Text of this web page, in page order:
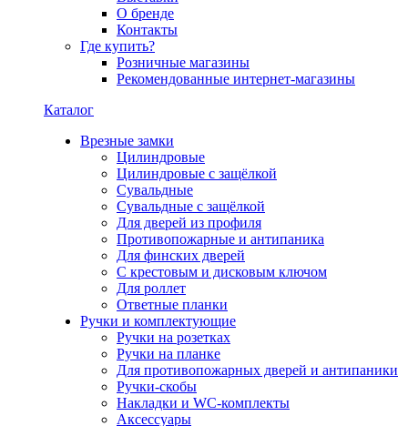
О бренде
Контакты
Где купить?
Розничные магазины
Рекомендованные интернет-магазины
Каталог
Врезные замки
Цилиндровые
Цилиндровые с защёлкой
Сувальдные
Сувальдные с защёлкой
Для дверей из профиля
Противопожарные и антипаника
Для финских дверей
С крестовым и дисковым ключом
Для роллет
Ответные планки
Ручки и комплектующие
Ручки на розетках
Ручки на планке
Для противопожарных дверей и антипаники
Ручки-скобы
Накладки и WC-комплекты
Аксессуары